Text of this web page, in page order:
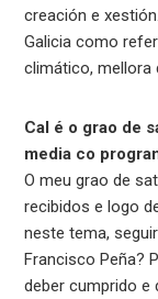
creación e
Galicia como
climático, mellora
Cal é o grao de
media co
O meu grao de
recibidos e logo
neste tema,
Francisco Peña?
deber cumprido e